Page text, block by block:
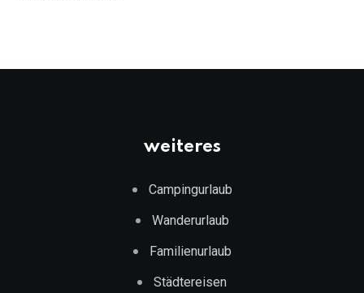
weiteres
Campingurlaub
Wanderurlaub
Familienurlaub
Städtereisen